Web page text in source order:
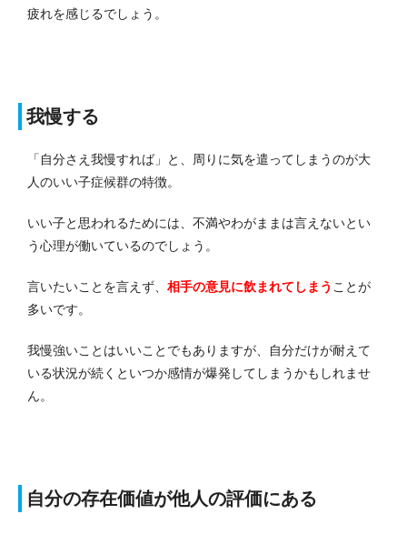
疲れを感じるでしょう。
我慢する
「自分さえ我慢すれば」と、周りに気を遣ってしまうのが大
人のいい子症候群の特徴。
いい子と思われるためには、不満やわがままは言えないとい
う心理が働いているのでしょう。
言いたいことを言えず、 相手の意見に飲まれてしまう ことが
多いです。
我慢強いことはいいことでもありますが、自分だけが耐えて
いる状況が続くといつか感情が爆発してしまうかもしれませ
ん。
自分の存在価値が他人の評価にある